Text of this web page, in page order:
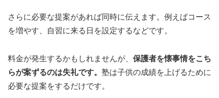
さらに必要な提案があれば同時に伝えます。例えばコース
を増やす、自習に来る日を設定するなどです。
料金が発生するかもしれませんが、 保護者を懐事情をこち
らが案ずるのは失礼です。 塾は子供の成績を上げるために
必要な提案をするだけです。